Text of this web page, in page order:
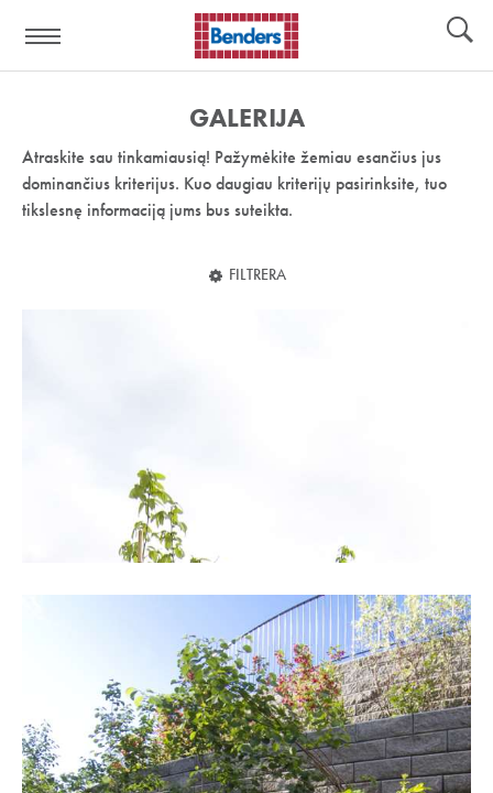
nuoroda:
GALERIJA
Atraskite sau tinkamiausią! Pažymėkite žemiau esančius jus
dominančius kriterijus. Kuo daugiau kriterijų pasirinksite, tuo
tikslesnę informaciją jums bus suteikta.
FILTRERA